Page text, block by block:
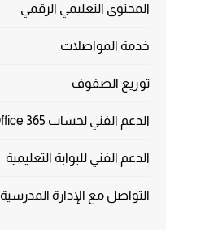
المحتوى التعليمي الرقمي
خدمة المواصلات
توزيع الصفوف
الدعم الفني لحساب Office 365
الدعم الفني للبوابة التعليمية
التواصل مع الإدارة المدرسية